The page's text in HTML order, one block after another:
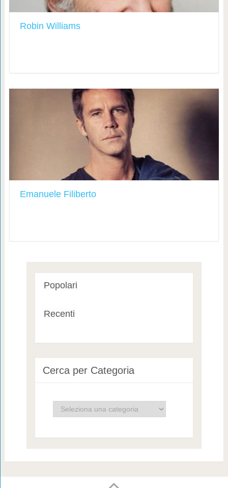
Robin Williams
Emanuele Filiberto
Popolari
Recenti
Cerca per Categoria
Cerca
per